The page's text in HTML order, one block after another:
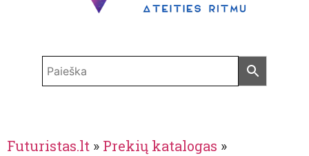
Futuristas.lt » Prekių katalogas »